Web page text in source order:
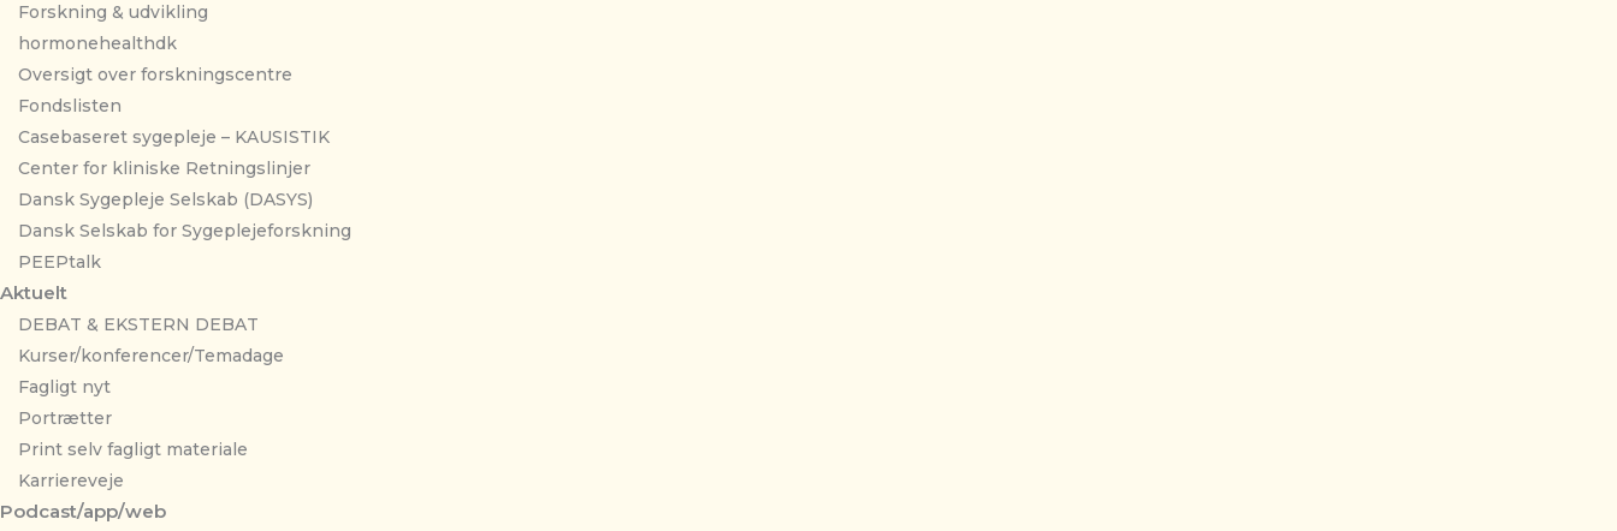
Forskning & udvikling
hormonehealthdk
Oversigt over forskningscentre
Fondslisten
Casebaseret sygepleje – KAUSISTIK
Center for kliniske Retningslinjer
Dansk Sygepleje Selskab (DASYS)
Dansk Selskab for Sygeplejeforskning
PEEPtalk
Aktuelt
DEBAT & EKSTERN DEBAT
Kurser/konferencer/Temadage
Fagligt nyt
Portrætter
Print selv fagligt materiale
Karriereveje
Podcast/app/web